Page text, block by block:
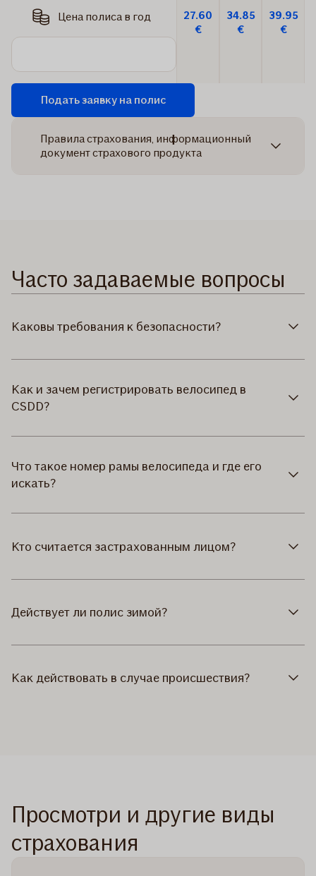
Цена полиса в год
27.60
€
34.85
€
39.95
€
Подать заявку на полис
Правила страхования, информационный
документ страхового продукта
Часто задаваемые вопросы
Каковы требования к безопасности?
Как и зачем регистрировать велосипед в
CSDD?
Что такое номер рамы велосипеда и где его
искать?
Кто считается застрахованным лицом?
Действует ли полис зимой?
Как действовать в случае происшествия?
Просмотри и другие виды
страхования